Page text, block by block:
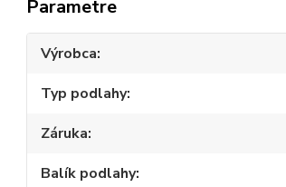
Parametre
Výrobca
Typ podlahy
Záruka
Balík podlahy